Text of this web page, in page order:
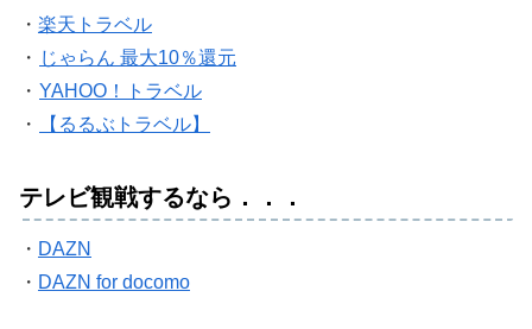
・ 楽天トラベル
・ じゃらん 最大10％還元
・ YAHOO！トラベル
・
【るるぶトラベル】
テレビ観戦するなら．．．
・ DAZN
・ DAZN for docomo